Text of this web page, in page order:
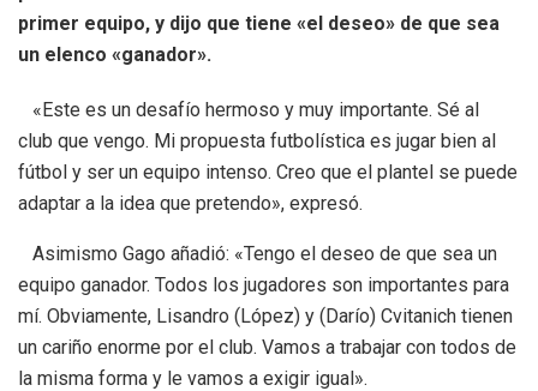
primer equipo, y dijo que tiene «el deseo» de que sea
un elenco «ganador».
«Este es un desafío hermoso y muy importante. Sé al
club que vengo. Mi propuesta futbolística es jugar bien al
fútbol y ser un equipo intenso. Creo que el plantel se puede
adaptar a la idea que pretendo», expresó.
Asimismo Gago añadió: «Tengo el deseo de que sea un
equipo ganador. Todos los jugadores son importantes para
mí. Obviamente, Lisandro (López) y (Darío) Cvitanich tienen
un cariño enorme por el club. Vamos a trabajar con todos de
la misma forma y le vamos a exigir igual».